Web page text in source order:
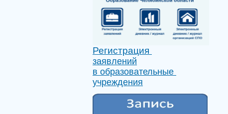
Регистрация
заявлений
в образовательные
учреждения